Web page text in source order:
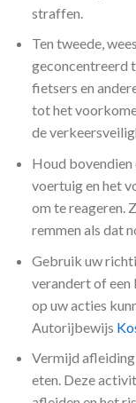
straffen.
Ten tweede,
geconcentreerd
fietsers en
tot het
de
Houd bovendien
voertuig en het
om te reageren.
remmen als dat
Gebruik uw
verandert of een
op uw acties
Autorijbewijs
Vermijd
eten. Deze